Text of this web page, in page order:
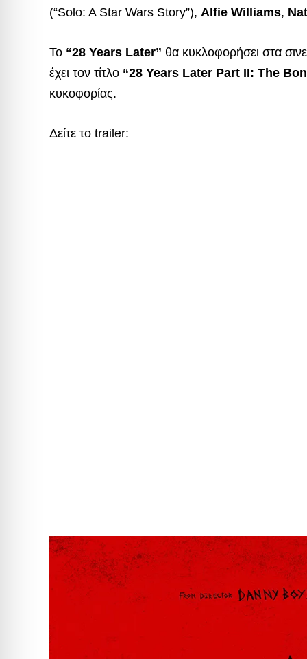
(“Solo: A Star Wars Story”), ​ Alfie Williams,
Το “28 Years Later” θα κυκλοφορήσει στα
έχει τον τίτλο “28 Years Later Part II: The
κυκοφορίας.
Δείτε το trailer: